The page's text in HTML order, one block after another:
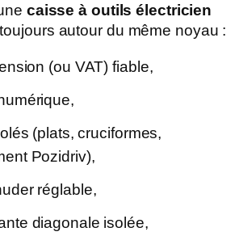
caisse à outils électricien
autour du même noyau :
(ou VAT) fiable,
(plats, cruciformes,
Pozidriv),
réglable,
diagonale isolée,